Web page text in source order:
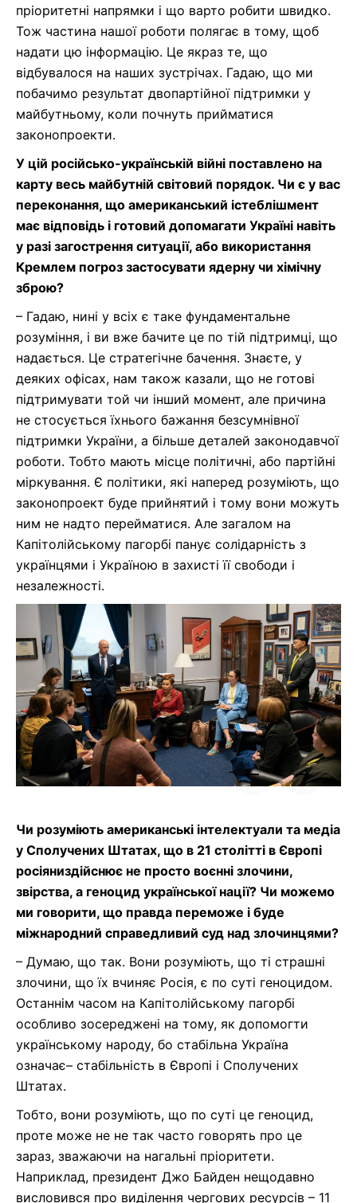
пріоритетні напрямки і що варто робити швидко.
Тож частина нашої роботи полягає в тому, щоб
надати цю інформацію. Це якраз те, що
відбувалося на наших зустрічах. Гадаю, що ми
побачимо результат двопартійної підтримки у
майбутньому, коли почнуть прийматися
законопроекти.
У цій російсько-українській війні поставлено на
карту весь майбутній світовий порядок. Чи є у вас
переконання, що американський істеблішмент
має відповідь і готовий допомагати Україні навіть
у разі загострення ситуації, або використання
Кремлем погроз застосувати ядерну чи хімічну
зброю?
– Гадаю, нині у всіх є таке фундаментальне
розуміння, і ви вже бачите це по тій підтримці, що
надається. Це стратегічне бачення. Знаєте, у
деяких офісах, нам також казали, що не готові
підтримувати той чи інший момент, але причина
не стосується їхнього бажання безсумнівної
підтримки України, а більше деталей законодавчої
роботи. Тобто мають місце політичні, або партійні
міркування. Є політики, які наперед розуміють, що
законопроект буде прийнятий і тому вони можуть
ним не надто перейматися. Але загалом на
Капітолійському пагорбі панує солідарність з
українцями і Україною в захисті її свободи і
незалежності.
Чи розуміють американські інтелектуали та медіа
у Сполучених Штатах, що в 21 столітті в Європі
росіяниздійснює не просто воєнні злочини,
звірства, а геноцид української нації? Чи можемо
ми говорити, що правда переможе і буде
міжнародний справедливий суд над злочинцями?
– Думаю, що так. Вони розуміють, що ті страшні
злочини, що їх вчиняє Росія, є по суті геноцидом.
Останнім часом на Капітолійському пагорбі
особливо зосереджені на тому, як допомогти
українському народу, бо стабільна Україна
означає– стабільність в Європі і Сполучених
Штатах.
Тобто, вони розуміють, що по суті це геноцид,
проте може не не так часто говорять про це
зараз, зважаючи на нагальні пріоритети.
Наприклад, президент Джо Байден нещодавно
висловився про виділення чергових ресурсів – 11